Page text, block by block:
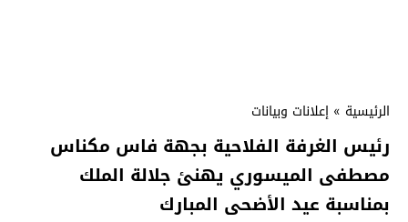
الرئيسية » إعلانات وبيانات
رئيس الغرفة الفلاحية بجهة فاس مكناس
مصطفى الميسوري يهنئ جلالة الملك
بمناسبة عيد الأضحى المبارك